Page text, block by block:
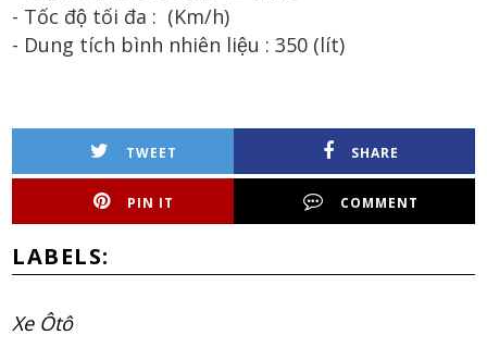
- Tốc độ tối đa : (Km/h)
- Dung tích bình nhiên liệu :350 (lít)
TWEET SHARE
PIN IT COMMENT
LABELS:
Xe Ôtô